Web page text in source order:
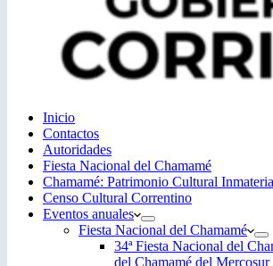
Inicio
Contactos
Autoridades
Fiesta Nacional del Chamamé
Chamamé: Patrimonio Cultural
Censo Cultural Correntino
Eventos anuales
Fiesta Nacional del Chamamé
34ª Fiesta Nacional del
del Chamamé del Mercosur